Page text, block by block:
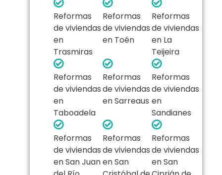
Reformas
de viviendas
en
Trasmiras
Reformas
de viviendas
en Toén
Reformas
de viviendas
en La
Teijeira
Reformas
de viviendas
en
Taboadela
Reformas
de viviendas
en Sarreaus
Reformas
de viviendas
en
Sandianes
Reformas
de viviendas
en San Juan
Reformas
de viviendas
en San
Reformas
de viviendas
en San